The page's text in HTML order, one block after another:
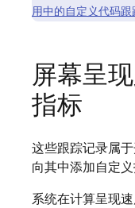
用中的自定义代码
屏幕呈
指标
这些跟踪记录属
向其中添加自定义
系统在计算呈现